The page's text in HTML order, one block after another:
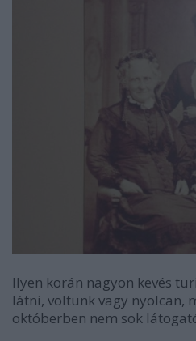
Ilyen korán nagyon kevés
látni, voltunk vagy nyolcan,
októberben nem sok